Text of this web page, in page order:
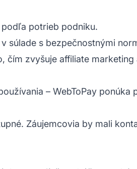
potrieb podniku.
v súlade s bezpečnostnými
čím zvyšuje affiliate marketing
– WebToPay
Záujemcovia by mali